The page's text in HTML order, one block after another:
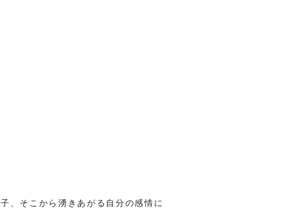
、そこから湧きあがる自分の感情に